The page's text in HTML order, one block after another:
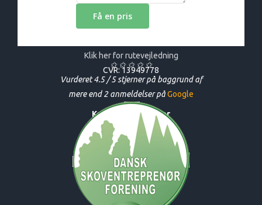
✩ ✩ ✩ ✩ ✩
​Vurderet 4.5 / 5 stjerner på baggrund af
mere end 2 anmeldelser påGo​ogle​
Klik her for rutevejledning
CVR: 13949778
Kontaktoplysninger
Telefon:21 25 27 29
E-mail:flis@post.tele.dk